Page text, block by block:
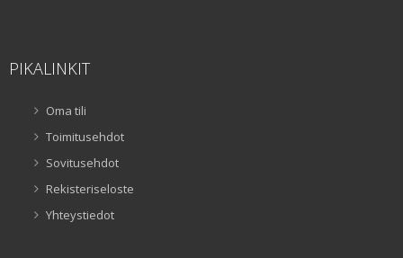
PIKALINKIT
Oma tili
Toimitusehdot
Sovitusehdot
Rekisteriseloste
Yhteystiedot